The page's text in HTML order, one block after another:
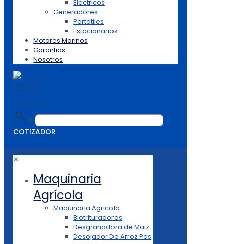
Electricos
Generadores
Portatiles
Estacionarios
Motores Marinos
Garantias
Nosotros
✕
COTIZADOR
✕
Maquinaria
Agrícola
Maquinaria Agricola
Biotrituradoras
Desgranadora de Maiz
Desojador De Arroz Pos